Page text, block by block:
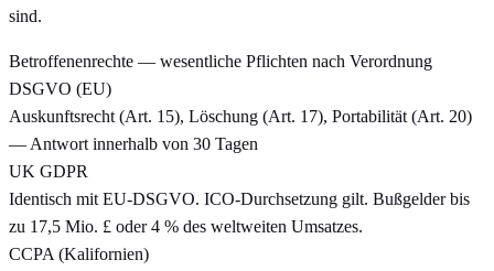
sind.
Betroffenenrechte — wesentliche Pflichten nach Verordnung
DSGVO (EU)
Auskunftsrecht (Art. 15), Löschung (Art. 17), Portabilität (Art. 20)
— Antwort innerhalb von 30 Tagen
UK GDPR
Identisch mit EU-DSGVO. ICO-Durchsetzung gilt. Bußgelder bis
zu 17,5 Mio. £ oder 4 % des weltweiten Umsatzes.
CCPA (Kalifornien)